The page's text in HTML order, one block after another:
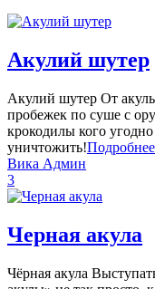
Акулий шутер
Акулий шутер От
пробежек по суше с
крокодилы кого
уничтожить!Подробнее
Вика Админ
3
Черная акула
Чёрная акула